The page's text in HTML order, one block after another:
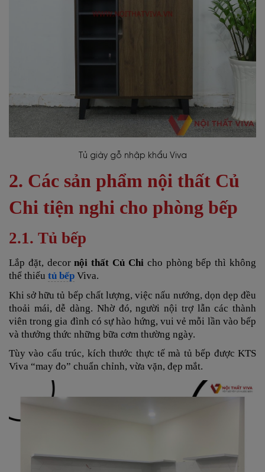
Tủ giày gỗ nhập khẩu Viva
2. Các sản phẩm nội thất Củ
Chi tiện nghi cho phòng bếp
2.1. Tủ bếp
Lắp đặt, decornội thất Củ Chicho phòng bếp thì không
thể thiếu tủ bếp Viva.
Khi sở hữu tủ bếp chất lượng, việc nấu nướng, dọn dẹp đều
thoải mái, dễ dàng. Nhờ đó, người nội trợ lẫn các thành
viên trong gia đình có sự hào hứng, vui vẻ mỗi lần vào bếp
và thưởng thức những bữa cơm thường ngày.
Tùy vào cấu trúc, kích thước thực tế mà tủ bếp được KTS
Viva “may đo” chuẩn chỉnh, vừa vặn, đẹp mắt.